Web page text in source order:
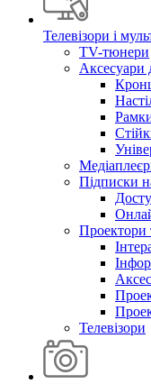
Телевізори і
TV-тюнери
Аксесуари
Підписки
Проектори
Телевізори